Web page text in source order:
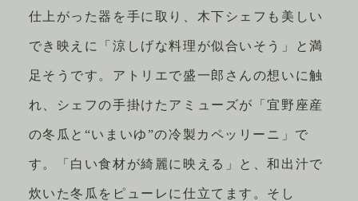
仕上がった器を手に取り、木下シェフも美しい
でき映えに「涼しげな料理が似合いそう」と満
足そうです。アトリエで盛一郎さんの想いに触
れ、シェフの手掛けたアミューズが「宜野座産
の冬瓜と“いまいゆ”の冷製カペッリーニ」で
す。「白い食材が綺麗に映える」と、和出汁で
炊いた冬瓜をピューレに仕立てます。そし